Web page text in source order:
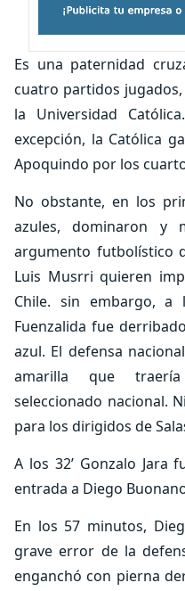
Es una paternidad
cuatro partidos
la Universidad
excepción, la Católica
Apoquindo por los
No obstante, en los
azules, dominaron y
argumento futbolístico
Luis Musrri quieren
Chile. sin embargo, a
Fuenzalida fue
azul. El defensa
amarilla que
seleccionado nacional.
para los dirigidos de
A los 32’ Gonzalo Jara
entrada a Diego
En los 57 minutos,
grave error de la
enganchó con pierna